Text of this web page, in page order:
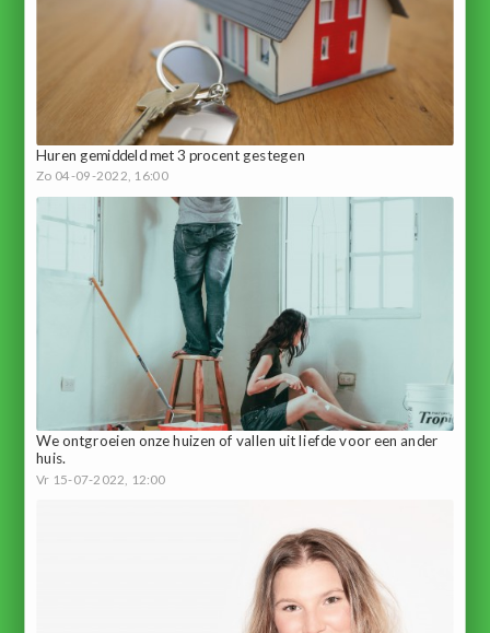
Huren gemiddeld met 3 procent gestegen
Zo 04-09-2022, 16:00
We ontgroeien onze huizen of vallen uit liefde voor een ander
huis.
Vr 15-07-2022, 12:00